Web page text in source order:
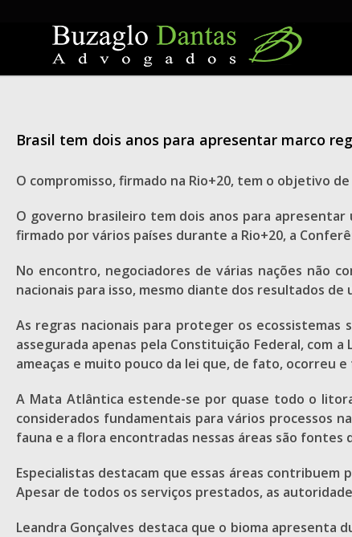
Brasil tem dois anos para apresentar marco
O compromisso, firmado na Rio+20, tem o objetivo
O governo brasileiro tem dois anos para
firmado por vários países durante a Rio+20, a
No encontro, negociadores de várias nações não
nacionais para isso, mesmo diante dos resultados
As regras nacionais para proteger os ecossistemas
assegurada apenas pela Constituição Federal, com
ameaças e muito pouco da lei que, de fato, ocorreu
A Mata Atlântica estende-se por quase todo o
considerados fundamentais para vários processos
fauna e a flora encontradas nessas áreas são fontes
Especialistas destacam que essas áreas
Apesar de todos os serviços prestados, as
Leandra Gonçalves destaca que o bioma apresenta